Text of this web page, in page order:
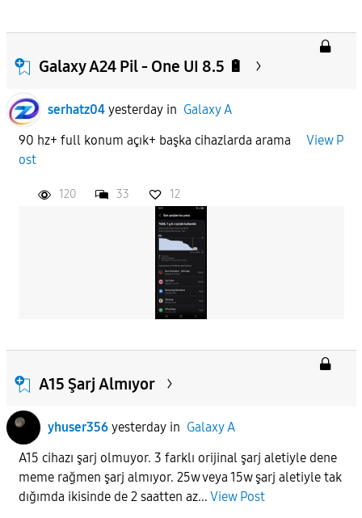
Galaxy A24 Pil - One UI 8.5 🔋
serhatz04 yesterdayin Galaxy A
90 hz+ full konum açık+ başka cihazlarda arama View P
ost
120 33 12
A15 Şarj Almıyor
yhuser356 yesterdayin Galaxy A
A15 cihazı şarj olmuyor. 3 farklı orijinal şarj aletiyle dene
meme rağmen şarj almıyor. 25w veya 15w şarj aletiyle tak
dığımda ikisinde de 2 saatten az... View Post